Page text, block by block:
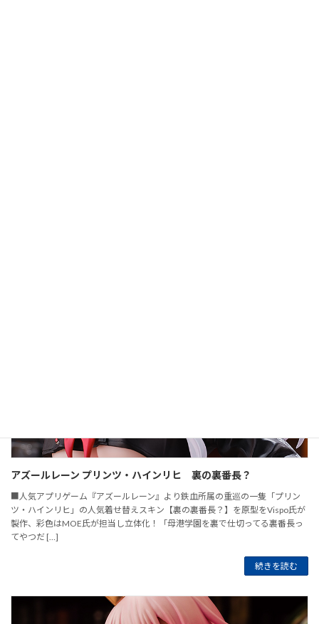
アズールレーン プリンツ・ハインリヒ 裏の裏番長？
■人気アプリゲーム『アズールレーン』より鉄血所属の重巡の一隻「プリン
ツ・ハインリヒ」の人気着せ替えスキン【裏の裏番長？】を原型をVispo氏が
製作、彩色はMOE氏が担当し立体化！「母港学園を裏で仕切ってる裏番長っ
てやつだ […]
続きを読む